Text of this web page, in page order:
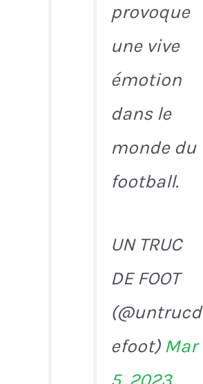
provoque
une vive
émotion
dans le
monde du
football.
UN TRUC
DE FOOT
(@untrucd
efoot) Mar